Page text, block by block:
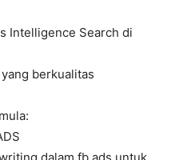
Intelligence Search di
berkualitas